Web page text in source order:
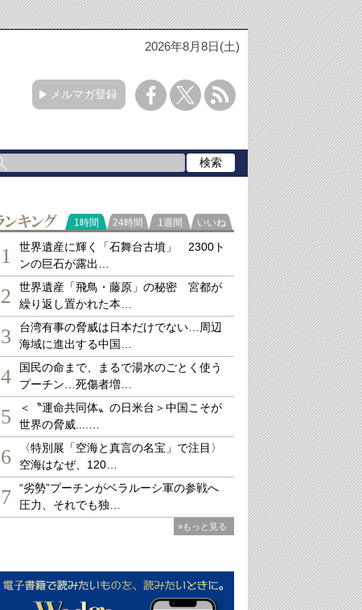
2026年8月8日(土)
メルマガ登録
ランキング
1時間 24時間 1週間 いいね
1
世界遺産に輝く「石舞台古墳」 2300ト
ンの巨石が露出…
2
世界遺産「飛鳥・藤原」の秘密 宮都が
繰り返し置かれた本…
3
台湾有事の脅威は日本だけでない…周辺
海域に進出する中国…
4
国民の命まで、まるで湯水のごとく使う
プーチン…死傷者増…
5
＜〝運命共同体〟の日米台＞中国こそが
世界の脅威....…
6
〈特別展「空海と真言の名宝」で注目〉
空海はなぜ、120…
7
“劣勢”プーチンがベラルーシ軍の参戦へ
圧力、それでも独…
»もっと見る